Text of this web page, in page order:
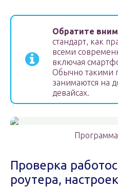
Обратите
стандарт, как
всеми
включая
Обычно такими
занимаются на
девайсах.
Проверка
роутера, настроек